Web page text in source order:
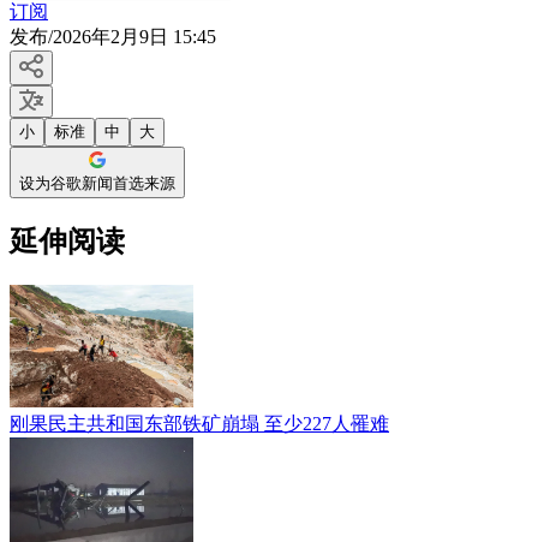
订阅
发布/2026年2月9日 15:45
小 标准 中 大
设为谷歌新闻首选来源
延伸阅读
刚果民主共和国东部铁矿崩塌 至少227人罹难